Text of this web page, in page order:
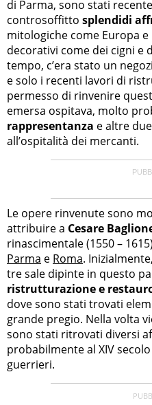
di Parma, sono stati
controsoffitto splendidi
mitologiche come Europa
decorativi come dei cigni e
tempo, c’era stato un
e solo i recenti lavori di
permesso di rinvenire
emersa ospitava, molto
rappresentanza e altre
all’ospitalità dei mercanti.
Le opere rinvenute sono
attribuire a Cesare
rinascimentale (1550 –
Parma e Roma.
tre sale dipinte in questo
ristrutturazione e
dove sono stati trovati
grande pregio. Nella volta
sono stati ritrovati diversi
probabilmente al XIV
guerrieri.